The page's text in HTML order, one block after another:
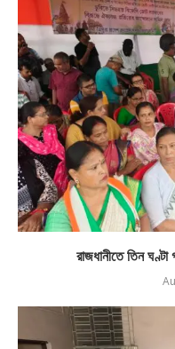
রাজধানীতে তিন